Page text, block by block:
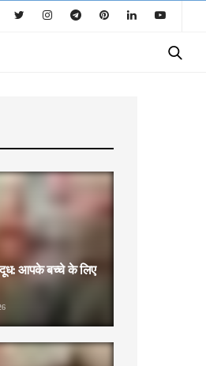
दूध: आपके बच्चे के लिए